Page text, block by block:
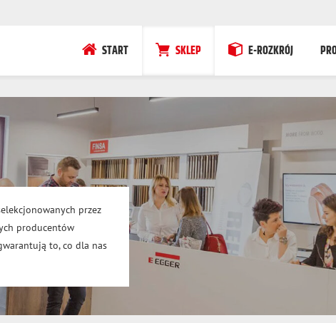
START SKLEP E-ROZKRÓJ
przez
producentów
to, co dla nas